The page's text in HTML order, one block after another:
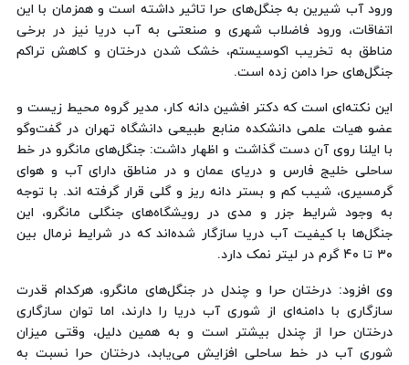
ورود آب شیرین به جنگل‌های حرا تاثیر داشته است و همزمان با این
اتفاقات، ورود فاضلاب شهری و صنعتی به آب دریا نیز در برخی
مناطق به تخریب اکوسیستم، خشک شدن درختان و کاهش تراکم
جنگل‌های حرا دامن زده است.
این نکته‌ای است که دکتر افشین دانه کار، مدیر گروه محیط زیست و
عضو هیات علمی دانشکده منابع طبیعی دانشگاه تهران در گفت‌وگو
با ایلنا روی آن دست گذاشت و اظهار داشت: جنگل‌های مانگرو در خط
ساحلی خلیج فارس و دریای عمان و در مناطق دارای آب و هوای
گرمسیری، شیب کم و بستر دانه ریز و گلی قرار گرفته اند. با توجه
به وجود شرایط جزر و مدی در رویشگاه‌های جنگلی مانگرو، این
جنگل‌ها با کیفیت آب دریا سازگار شده‌اند که در شرایط نرمال بین
۳۰ تا ۴۰ گرم در لیتر نمک دارد.
وی افزود: درختان حرا و چندل در جنگل‌های مانگرو، هرکدام قدرت
سازگاری با دامنه‌ای از شوری آب دریا را دارند، اما توان سازگاری
درختان حرا از چندل بیشتر است و به همین دلیل، وقتی میزان
شوری آب در خط ساحلی افزایش می‌یابد، درختان حرا نسبت به